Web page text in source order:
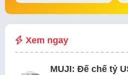
đế chế thể…
Xem ngay
MUJI: Đế chế tỷ